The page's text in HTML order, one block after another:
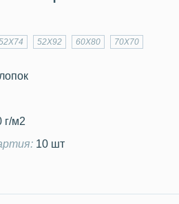
52Х92 60Х80 70Х70
г/м2
10 шт